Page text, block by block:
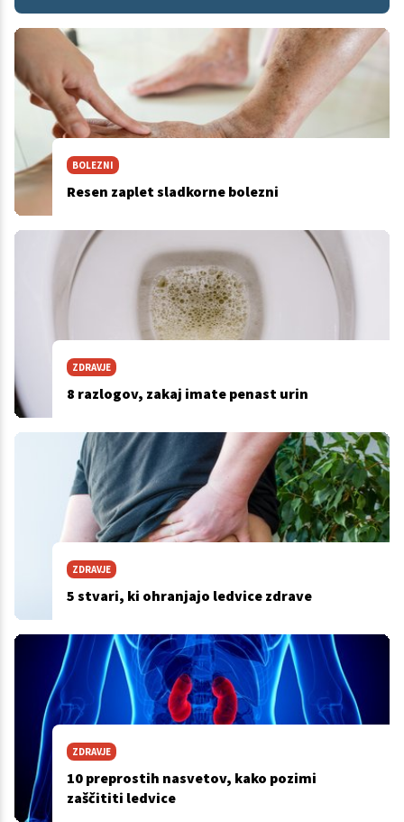
BOLEZNI
Resen zaplet sladkorne bolezni
ZDRAVJE
8 razlogov, zakaj imate penast urin
ZDRAVJE
5 stvari, ki ohranjajo ledvice zdrave
ZDRAVJE
10 preprostih nasvetov, kako pozimi
zaščititi ledvice